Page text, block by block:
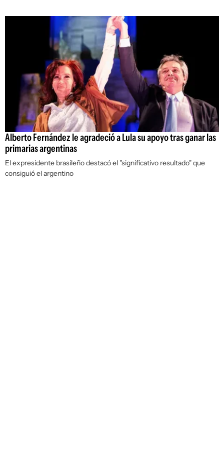
Alberto Fernández le agradeció a Lula su apoyo tras ganar las
primarias argentinas
El expresidente brasileño destacó el "significativo resultado" que
consiguió el argentino